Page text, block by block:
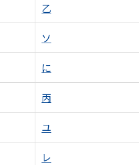
乙
ソ
に
丙
ユ
レ